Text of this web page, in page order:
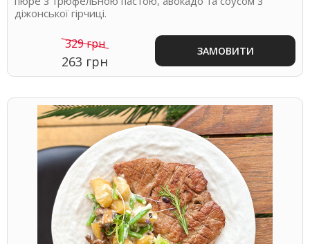
діжонської гірчиці.
329 грн
263 грн
ЗАМОВИТИ